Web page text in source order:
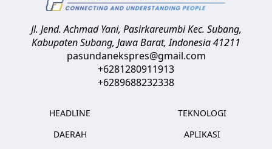
Jl. Jend. Achmad Yani, Pasirkareumbi Kec. Subang,
Kabupaten Subang, Jawa Barat,Indonesia41211
pasundanekspres@gmail.com
+6281280911913
+6289688232338
HEADLINE
DAERAH
TEKNOLOGI
APLIKASI